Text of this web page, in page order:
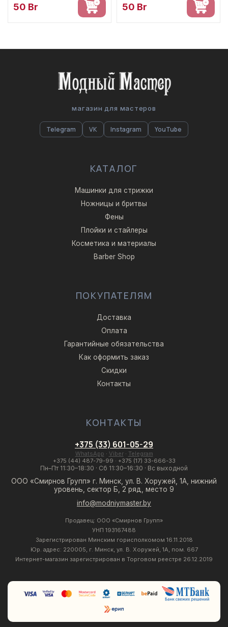
50 Br 50 Br
магазин для мастеров
Telegram VK Instagram YouTube
КАТАЛОГ
Машинки для стрижки
Ножницы и бритвы
Фены
Плойки и стайлеры
Косметика и материалы
Barber Shop
ПОКУПАТЕЛЯМ
Доставка
Оплата
Гарантийные обязательства
Как оформить заказ
Скидки
Контакты
КОНТАКТЫ
+375 (33) 601-05-29
WhatsApp · Viber· Telegram
+375 (44) 487-79-99 · +375 (17) 33-666-33
Пн–Пт 11:30–18:30 · Сб 11:30–16:30 · Вс выходной
ООО «Смирнов Групп» г. Минск, ул. В. Хоружей, 1А, нижний
уровень, сектор Б, 2 ряд, место 9
info@modniymaster.by
Продавец: ООО «Смирнов Групп»
УНП 193167488
Зарегистрирован Минским горисполкомом 16.11.2018
Юр. адрес: 220005, г. Минск, ул. В. Хоружей, 1А, пом. 667
Интернет-магазин зарегистрирован в Торговом реестре 26.12.2019